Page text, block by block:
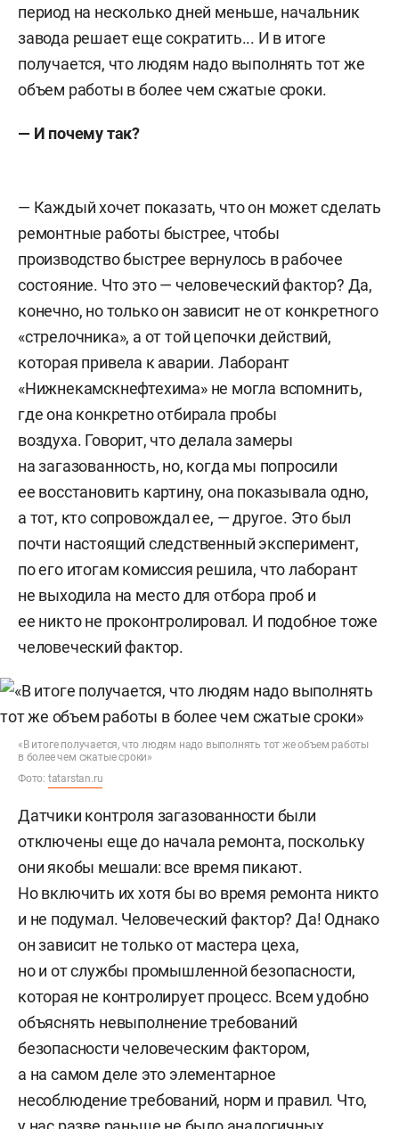
период на несколько дней меньше, начальник
завода решает еще сократить... И в итоге
получается, что людям надо выполнять тот же
объем работы в более чем сжатые сроки.
— И почему так?
— Каждый хочет показать, что он может сделать
ремонтные работы быстрее, чтобы
производство быстрее вернулось в рабочее
состояние. Что это — человеческий фактор? Да,
конечно, но только он зависит не от конкретного
«стрелочника», а от той цепочки действий,
которая привела к аварии. Лаборант
«Нижнекамскнефтехима» не могла вспомнить,
где она конкретно отбирала пробы
воздуха. Говорит, что делала замеры
на загазованность, но, когда мы попросили
ее восстановить картину, она показывала одно,
а тот, кто сопровождал ее, — другое. Это был
почти настоящий следственный эксперимент,
по его итогам комиссия решила, что лаборант
не выходила на место для отбора проб и
ее никто не проконтролировал. И подобное тоже
человеческий фактор.
«В итоге получается, что людям надо выполнять тот же объем работы
в более чем сжатые сроки»
Фото: tatarstan.ru
Датчики контроля загазованности были
отключены еще до начала ремонта, поскольку
они якобы мешали: все время пикают.
Но включить их хотя бы во время ремонта никто
и не подумал. Человеческий фактор? Да! Однако
он зависит не только от мастера цеха,
но и от службы промышленной безопасности,
которая не контролирует процесс. Всем удобно
объяснять невыполнение требований
безопасности человеческим фактором,
а на самом деле это элементарное
несоблюдение требований, норм и правил. Что,